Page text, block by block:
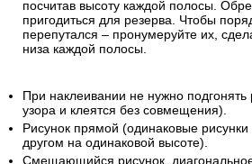
посчитав высоту каждой полосы.
пригодиться для резерва. Чтобы
перепутался – пронумеруйте их,
низа каждой полосы.
При наклеивании не нужно подгонять
узора и клеятся без совмещения).
Рисунок прямой (одинаковые рисунки
другом на одинаковой высоте).
Смещающийся рисунок,